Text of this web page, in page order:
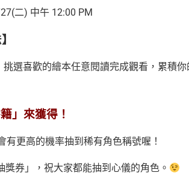
二) 中午 12:00 PM
選喜歡的繪本任意閱讀完成觀看，累積你
」來獲得！
有更高的機率抽到稀有角色稱號喔！
券」，祝大家都能抽到心儀的角色。